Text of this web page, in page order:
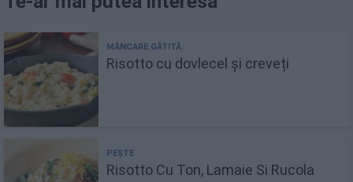
Risotto cu dovlecel și creveți
Risotto Cu Ton, Lamaie Si Rucola